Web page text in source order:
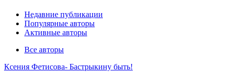
Недавние публикации
Популярные авторы
Активные авторы
Все авторы
Ксения Фетисова- Бастрыкину быть!